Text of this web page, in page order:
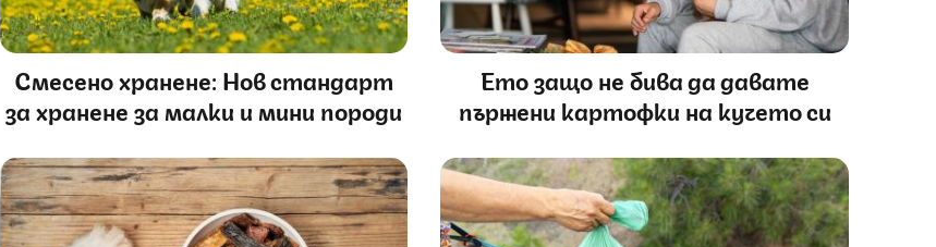
Смесено хранене: Нов стандарт
за хранене за малки и мини породи
Ето защо не бива да давате
пържени картофки на кучето си